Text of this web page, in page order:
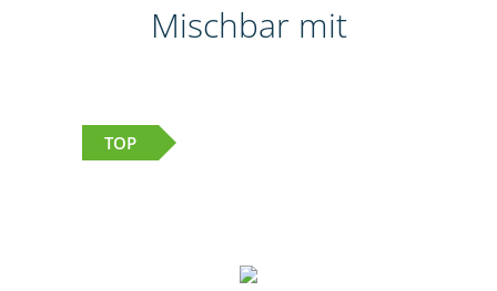
Mischbar mit
TOP